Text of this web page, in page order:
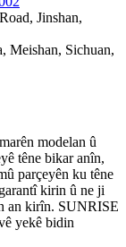
Jinshan,
Meishan, Sichuan,
modelan û
têne bikar anîn,
parçeyên ku têne
kirin û ne ji
an kirîn. SUNRISE
yekê bidin